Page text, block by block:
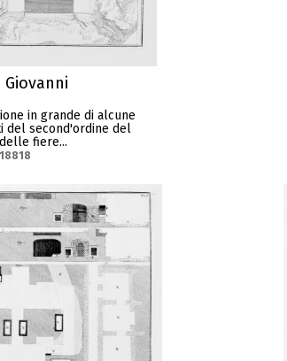
Giovanni
in grande di alcune
del second'ordine del
fiere...